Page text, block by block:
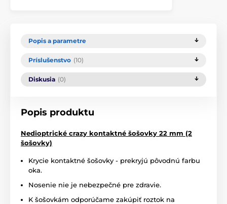
Popis a parametre
Príslušenstvo (10)
Diskusia (0)
Popis produktu
Nedioptrické crazy kontaktné šošovky 22 mm (2
šošovky)
Krycie kontaktné šošovky - prekryjú pôvodnú farbu
oka.
Nosenie nie je nebezpečné pre zdravie.
K šošovkám odporúčame zakúpiť roztok na